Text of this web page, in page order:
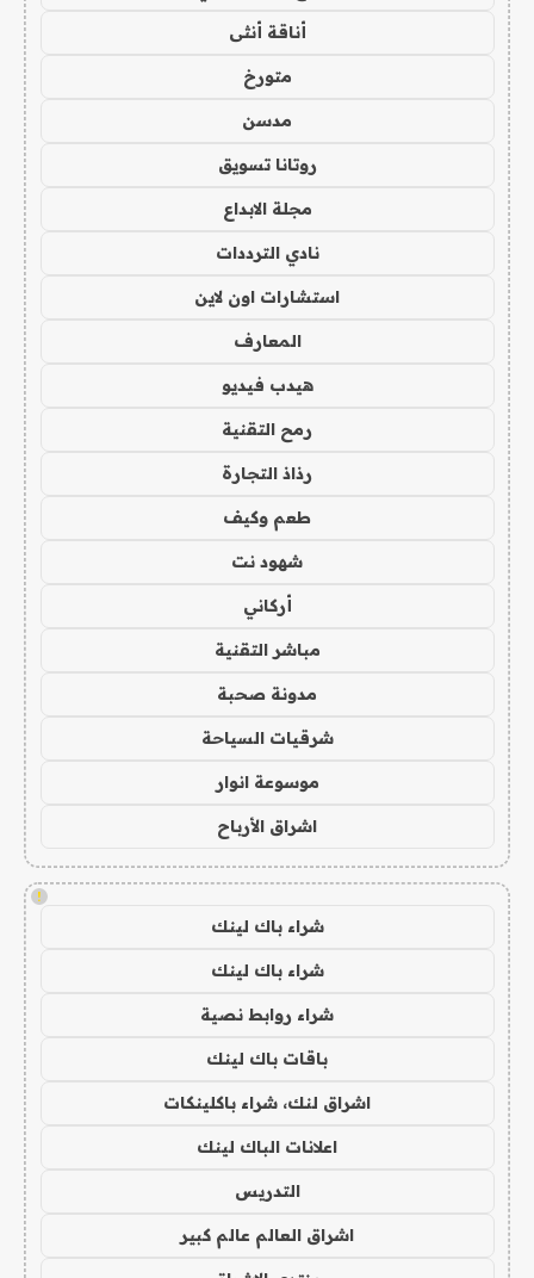
أناقة أنثى
متورخ
مدسن
روتانا تسويق
مجلة الابداع
نادي الترددات
استشارات اون لاين
المعارف
هيدب فيديو
رمح التقنية
رذاذ التجارة
طعم وكيف
شهود نت
أركاني
مباشر التقنية
مدونة صحبة
شرقيات السياحة
موسوعة انوار
اشراق الأرباح
!
شراء باك لينك
شراء باك لينك
شراء روابط نصية
باقات باك لينك
اشراق لنك، شراء باكلينكات
اعلانات الباك لينك
التدريس
اشراق العالم عالم كبير